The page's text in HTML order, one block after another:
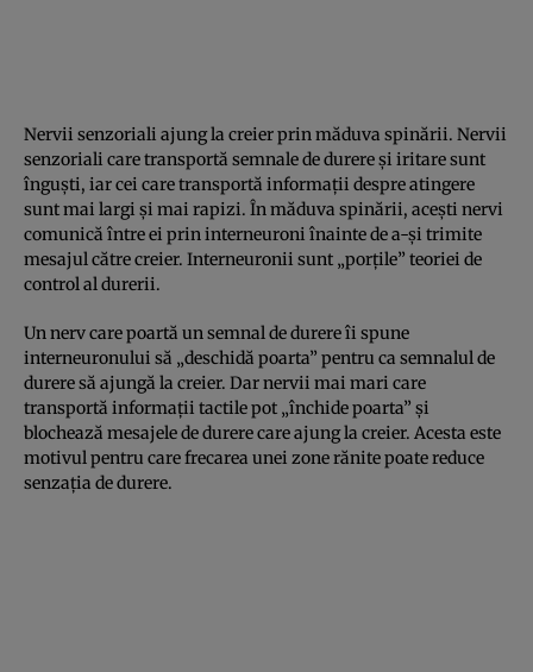
Nervii senzoriali ajung la creier prin măduva spinării. Nervii
senzoriali care transportă semnale de durere și iritare sunt
înguști, iar cei care transportă informații despre atingere
sunt mai largi și mai rapizi. În măduva spinării, acești nervi
comunică între ei prin interneuroni înainte de a-și trimite
mesajul către creier. Interneuronii sunt „porțile” teoriei de
control al durerii.
Un nerv care poartă un semnal de durere îi spune
interneuronului să „deschidă poarta” pentru ca semnalul de
durere să ajungă la creier. Dar nervii mai mari care
transportă informații tactile pot „închide poarta” și
blochează mesajele de durere care ajung la creier. Acesta este
motivul pentru care frecarea unei zone rănite poate reduce
senzația de durere.